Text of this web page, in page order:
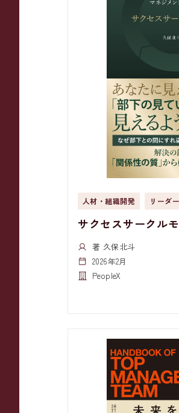
人材・組織開発 リーダ
サクセスサークル
著 久保北斗
2026年2月
PeopleX